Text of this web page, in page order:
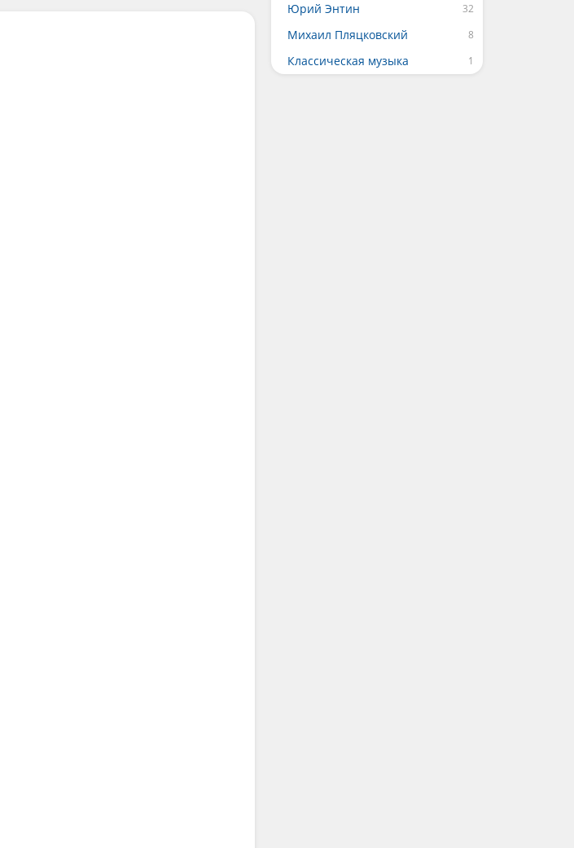
Юрий Энтин
Михаил Пляцковский
Классическая музыка